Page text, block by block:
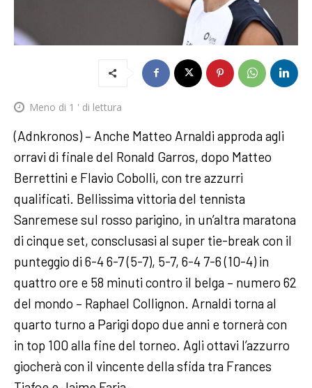
Meno di 1 ' di lettura
(Adnkronos) – Anche Matteo Arnaldi approda agli
orravi di finale del Ronald Garros, dopo Matteo
Berrettini e Flavio Cobolli, con tre azzurri
qualificati. Bellissima vittoria del tennista
Sanremese sul rosso parigino, in un’altra maratona
di cinque set, consclusasi al super tie-break con il
punteggio di 6-4 6-7 (5-7), 5-7, 6-4 7-6 (10-4) in
quattro ore e 58 minuti contro il belga – numero 62
del mondo – Raphael Collignon. Arnaldi torna al
quarto turno a Parigi dopo due anni e tornerà con
in top 100 alla fine del torneo. Agli ottavi l’azzurro
giocherà con il vincente della sfida tra Frances